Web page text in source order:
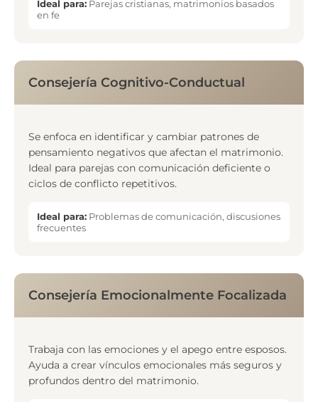
Ideal para: Parejas cristianas, matrimonios basados
en fe
Consejería Cognitivo-Conductual
Se enfoca en identificar y cambiar patrones de
pensamiento negativos que afectan el matrimonio.
Ideal para parejas con comunicación deficiente o
ciclos de conflicto repetitivos.
Ideal para: Problemas de comunicación, discusiones
frecuentes
Consejería Emocionalmente Focalizada
Trabaja con las emociones y el apego entre esposos.
Ayuda a crear vínculos emocionales más seguros y
profundos dentro del matrimonio.